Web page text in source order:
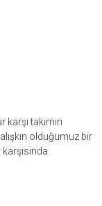
takımın
olduğumuz bir